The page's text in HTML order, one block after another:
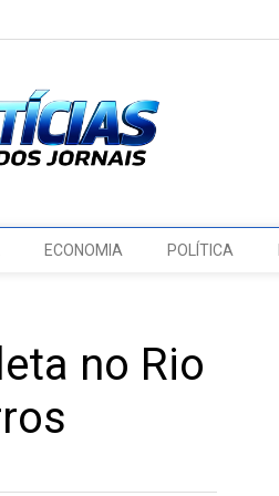
ECONOMIA POLÍTICA
no Rio